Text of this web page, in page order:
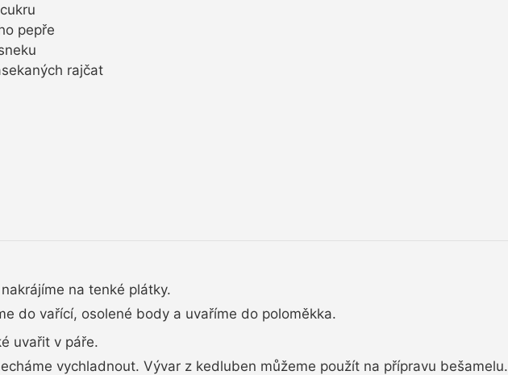
pepře
rajčat
na tenké plátky.
do vařící, osolené body a uvaříme do poloměkka.
uvařit v páře.
vychladnout. Vývar z kedluben můžeme použít na přípravu bešamelu.